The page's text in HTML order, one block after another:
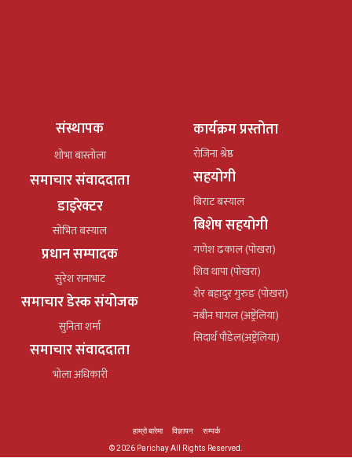
संस्थापक
शोभा बास्तोला
समाचार संवाददाता
डाइरेक्टर
सोभित बस्याल
प्रधान सम्पादक
सुरेश रानाभाट
समाचार डेस्क संयोजक
सुनिता शर्मा
समाचार संवाददाता
भोला अधिकारी
कार्यक्रम प्रस्तोता
रोजिना श्रेष्ठ
सहयोगी
बिराट बस्याल
बिशेष सहयोगी
गणेश ढकाल (पोखरा)
शिव थापा (पोखरा)
शेर बहादुर गुरुङ (पोखरा)
नबीन घायल (अष्ट्रेलिया)
सिदार्थ पौडेल(अष्ट्रेलिया)
हाम्रो बारेमा विज्ञापन
सम्पर्क
© 2026 Parichay All Rights Reserved.